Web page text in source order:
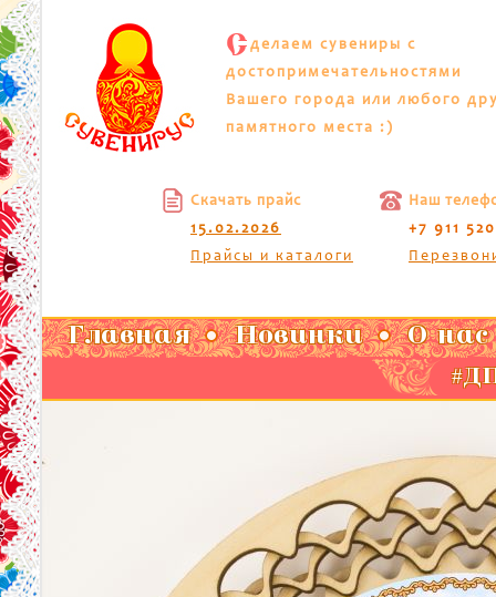
С делаем сувениры с
достопримечательностями
Вашего города или любого
памятного места :)
Скачать прайс
15.02.2026
Прайсы и каталоги
Наш
+7 911
Главная Новинки О нас